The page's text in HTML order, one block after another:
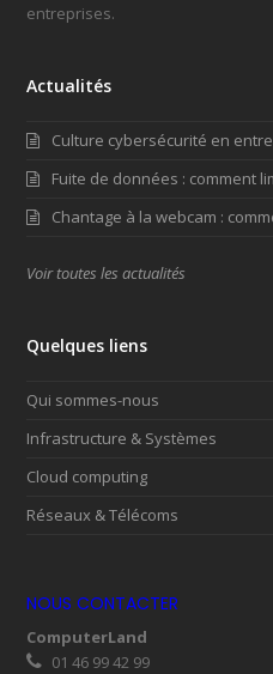
entreprises.
Actualités
Culture cybersécurité en
Fuite de données : comment
Chantage à la webcam :
Voir toutes les actualités
Quelques liens
Qui sommes-nous
Infrastructure & Systèmes
Cloud computing
Réseaux & Télécoms
NOUS CONTACTER
ComputerLand
01 46 99 42 99